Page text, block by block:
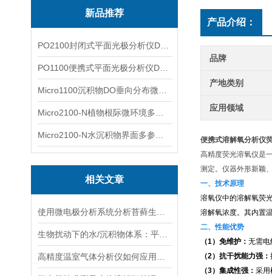
新品推荐
相关文章
产品介绍：
品牌
产地类别
应用领域
便携式溶解氧分析仪
高精度荧光溶氧仪是
测定。仪器外形新颖
一、技术原理
溶氧仪中的溶解氧荧
溶解氧浓度。其内置
二、性能优势
（1）免维护： 无需电
（2）抗干扰能力强：
（3）集成性强： 采用